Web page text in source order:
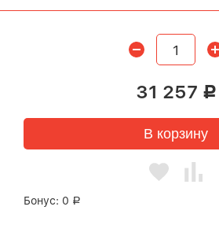
31 257 Р
В корзину
Бонус: 0 Р